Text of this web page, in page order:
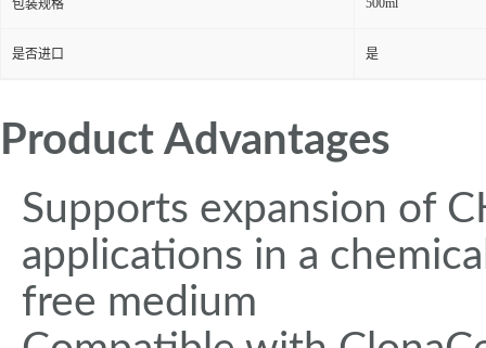
包装规格
是否进口 是
Product Advantages
Supports expansion of
applications in a
free medium